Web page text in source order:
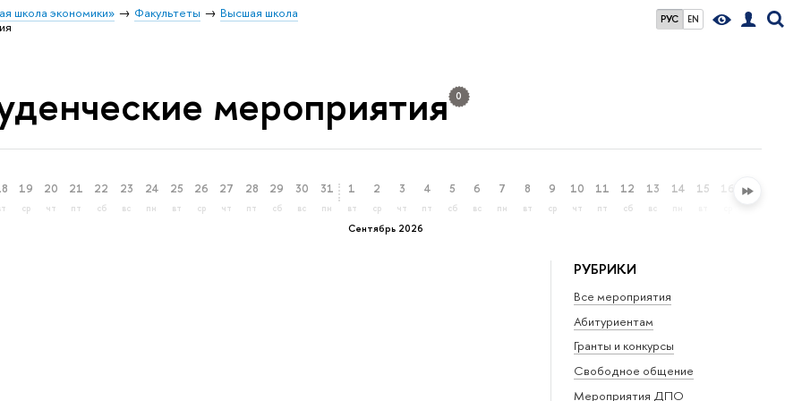
РУС EN
школа экономики» Факультеты
Высшая школа
мероприятия 0
19
ср
20
чт
21
пт
22
сб
23
вс
24
пн
25
вт
26
ср
27
чт
28
пт
29
сб
30
вс
31
пн
Сентябрь 2026
1
вт
2
ср
3
чт
4
пт
5
сб
6
вс
7
пн
8
вт
9
ср
10
чт
11
пт
12
сб
13
вс
14 15 16 17
РУБРИКИ
Все мероприятия
Абитуриентам
Гранты и конкурсы
Свободное общение
Мероприятия ДПО